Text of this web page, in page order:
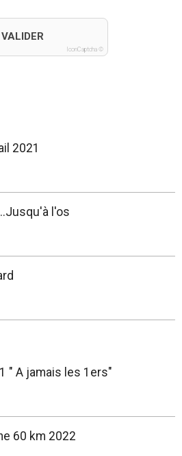
IconCaptcha ©
2021
l'os
" A jamais les 1ers"
60 km 2022